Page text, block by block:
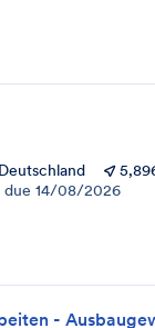
due 14/08/2026
-